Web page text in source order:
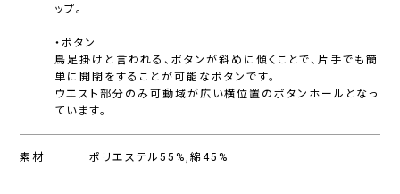
ップ。
・ボタン
鳥足掛けと言われる、ボタンが斜めに傾くことで、片手でも簡
単に開閉をすることが可能なボタンです。
ウエスト部分のみ可動域が広い横位置のボタンホールとなっ
ています。
素材 ポリエステル55%,綿45%